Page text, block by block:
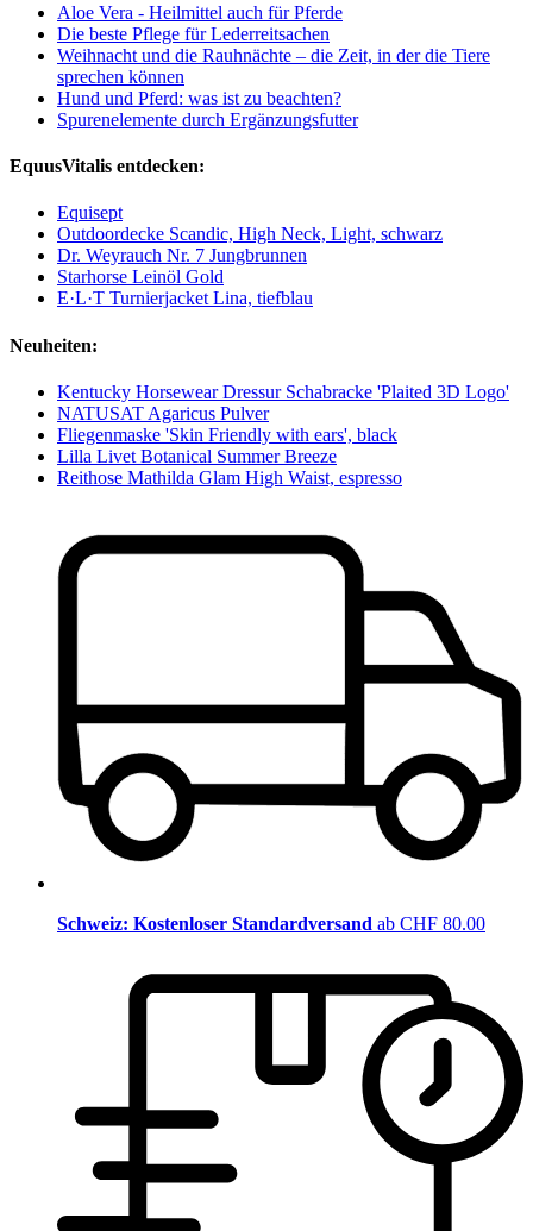
Aloe Vera - Heilmittel auch für Pferde
Die beste Pflege für Lederreitsachen
Weihnacht und die Rauhnächte – die Zeit, in der die Tiere
sprechen können
Hund und Pferd: was ist zu beachten?
Spurenelemente durch Ergänzungsfutter
EquusVitalis entdecken:
Equisept
Outdoordecke Scandic, High Neck, Light, schwarz
Dr. Weyrauch Nr. 7 Jungbrunnen
Starhorse Leinöl Gold
E·L·T Turnierjacket Lina, tiefblau
Neuheiten:
Kentucky Horsewear Dressur Schabracke 'Plaited 3D Logo'
NATUSAT Agaricus Pulver
Fliegenmaske 'Skin Friendly with ears', black
Lilla Livet Botanical Summer Breeze
Reithose Mathilda Glam High Waist, espresso
Schweiz: Kostenloser Standardversand ab CHF 80.00